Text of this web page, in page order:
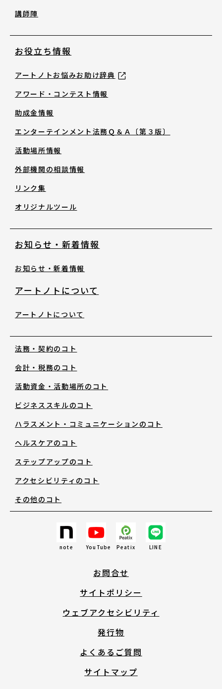
講師陣
お役立ち情報
アートノトお悩みお助け辞典
アワード・コンテスト情報
助成金情報
エンターテインメント法務Ｑ＆Ａ〔第３版〕
活動場所情報
外部機関の相談情報
リンク集
オリジナルツール
お知らせ・新着情報
お知らせ・新着情報
アートノトについて
アートノトについて
法務・契約のコト
会計・税務のコト
活動資金・活動場所のコト
ビジネススキルのコト
ハラスメント・コミュニケーションのコト
ヘルスケアのコト
ステップアップのコト
アクセシビリティのコト
その他のコト
note YouTube Peatix LINE
お問合せ
サイトポリシー
ウェブアクセシビリティ
発行物
よくあるご質問
サイトマップ